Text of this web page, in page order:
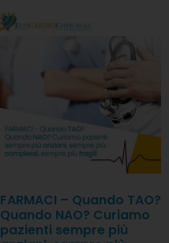
FARMACI – Quando TAO?
Quando NAO? Curiamo
pazienti sempre più